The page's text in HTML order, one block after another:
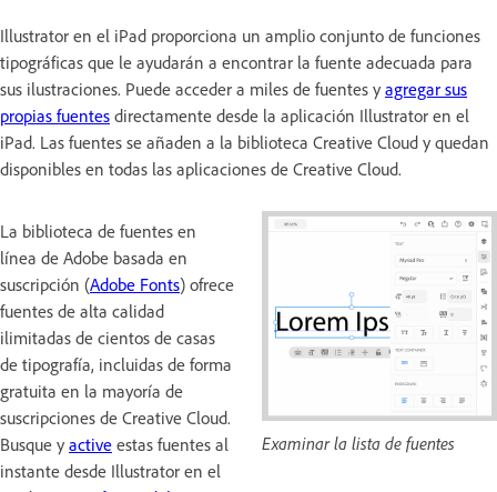
Illustrator en el iPad proporciona un amplio conjunto de funciones
tipográficas que le ayudarán a encontrar la fuente adecuada para
sus ilustraciones. Puede acceder a miles de fuentes y agregar sus
propias fuentes directamente desde la aplicación Illustrator en el
iPad. Las fuentes se añaden a la biblioteca Creative Cloud y quedan
disponibles en todas las aplicaciones de Creative Cloud.
Examinar la lista de fuentes
La biblioteca de fuentes en
línea de Adobe basada en
suscripción (Adobe Fonts) ofrece
fuentes de alta calidad
ilimitadas de cientos de casas
de tipografía, incluidas de forma
gratuita en la mayoría de
suscripciones de Creative Cloud.
Busque y active estas fuentes al
instante desde Illustrator en el